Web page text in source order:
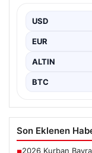
USD
EUR
ALTIN
BTC
Son Eklenen
2026 Kurban